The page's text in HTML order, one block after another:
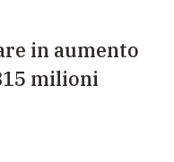
in aumento
milioni